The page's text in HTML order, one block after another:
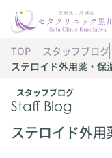
スタッフブログ
Staff Blog
TOP
スタッフブログ
ステロイド外用薬・保
ステロイド外